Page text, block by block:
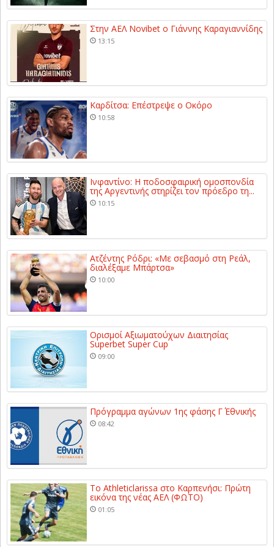
Στην ΑΕΛ Novibet ο Γιάννης Καραγιαννίδης
13:15
Καρδίτσα: Επέστρεψε ο Οκόρο
10:58
Ινφαντίνο: Η ποδοσφαιρική ομοσπονδία
της Αργεντινής στηρίζει τον πρόεδρο τη...
10:15
Ατζέντης Ρόδρι: «Με σεβασμό στη Ρεάλ,
διαλέξαμε Μπάρτσα»
10:00
Ορισμοί Αξιωματούχων Διαιτησίας
Superbet Super Cup
09:00
Πρόγραμμα αγώνων 1ης φάσης Γ΄ Εθνικής
08:42
Το Athleticlarissa στο Καρπενήσι: Πρώτη
εικόνα της νέας ΑΕΛ (ΦΩΤΟ)
01:05